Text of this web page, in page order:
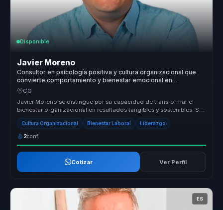
Disponible
Javier Moreno
Consultor en psicología positiva y cultura organizacional que
convierte comportamiento y bienestar emocional en
productividad sostenible para líderes y equipos.
CO
Javier Moreno se distingue por su capacidad de transformar el
bienestar organizacional en resultados tangibles y sostenibles. Su
enfoque ...
Cultura Organizacional Bienestar Laboral Liderazgo
2conf.
Cotizar Ver Perfil
ES